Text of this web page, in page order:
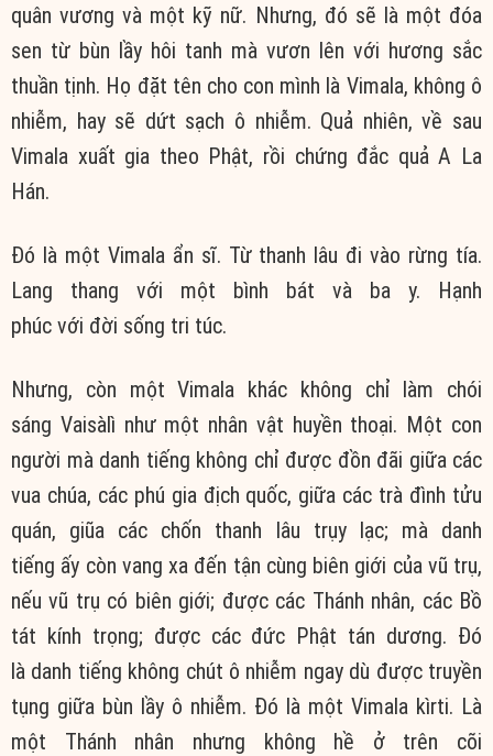
quân vương và một kỹ nữ. Nhưng, đó sẽ là một đóa
sen từ bùn lầy hôi tanh mà vươn lên với hương sắc
thuần tịnh. Họ đặt tên cho con mình là Vimala, không ô
nhiễm, hay sẽ dứt sạch ô nhiễm. Quả nhiên, về sau
Vimala xuất gia theo Phật, rồi chứng đắc quả A La
Hán.
Đó là một Vimala ẩn sĩ. Từ thanh lâu đi vào rừng tía.
Lang thang với một bình bát và ba y. Hạnh
phúc với đời sống tri túc.
Nhưng, còn một Vimala khác không chỉ làm chói
sáng Vaisàlì như một nhân vật huyền thoại. Một con
người mà danh tiếng không chỉ được đồn đãi giữa các
vua chúa, các phú gia địch quốc, giữa các trà đình tửu
quán, giũa các chốn thanh lâu trụy lạc; mà danh
tiếng ấy còn vang xa đến tận cùng biên giới của vũ trụ,
nếu vũ trụ có biên giới; được các Thánh nhân, các Bồ
tát kính trọng; được các đức Phật tán dương. Đó
là danh tiếng không chút ô nhiễm ngay dù được truyền
tụng giữa bùn lầy ô nhiễm. Đó là một Vimala kìrti. Là
một Thánh nhân nhưng không hề ở trên cõi